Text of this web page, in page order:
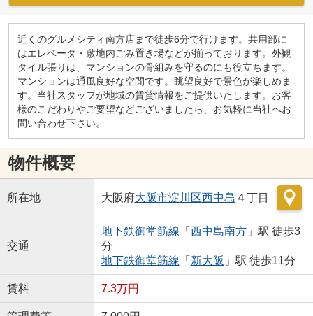
近くのグルメシティ南方店まで徒歩6分で行けます。共用部に
はエレベータ・敷地内ごみ置き場などが揃っております。外観
タイル張りは、マンションの骨組みを守るのにも役立ちます。
マンションは通風良好な空間です。眺望良好で景色が楽しめま
す。当社スタッフが地域の賃貸情報をご提供いたします。お客
様のこだわりやご要望などございましたら、お気軽に当社へお
問い合わせ下さい。
物件概要
所在地 大阪府大阪市淀川区西中島 ４丁目
交通
地下鉄御堂筋線 「 西中島南方」駅 徒歩3
分
地下鉄御堂筋線 「 新大阪 」駅 徒歩11分
賃料 7.3万円